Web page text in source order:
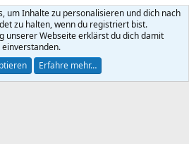
Datenschutz Hilfe
R
® © 2010-2026 XenForo Ltd.
um Inhalte zu personalisieren und dich nach
zu halten, wenn du registriert bist.
unserer Webseite erklärst du dich damit
einverstanden.
Erfahre mehr…